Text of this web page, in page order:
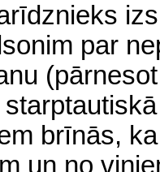
par
brīnās,
un no